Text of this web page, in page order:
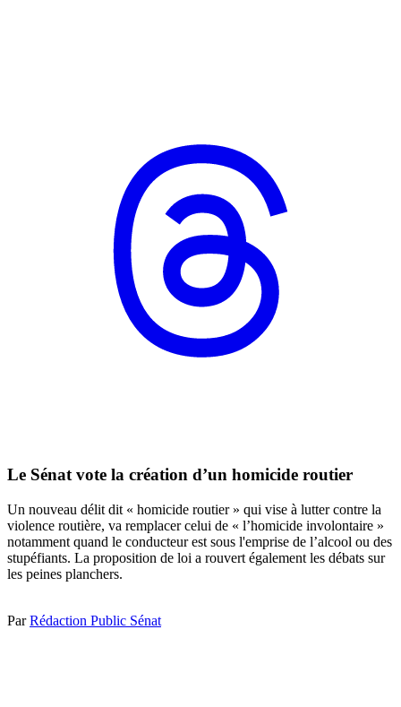
Le Sénat vote la création d’un homicide routier
Un nouveau délit dit « homicide routier » qui vise à lutter contre la
violence routière, va remplacer celui de « l’homicide involontaire »
notamment quand le conducteur est sous l'emprise de l’alcool ou des
stupéfiants. La proposition de loi a rouvert également les débats sur
les peines planchers.
ParRédaction Public Sénat